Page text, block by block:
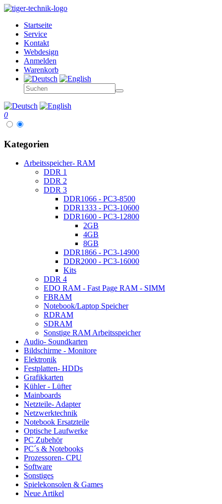
Startseite
Service
Kontakt
Webdesign
Anmelden
Warenkorb
0
Kategorien
Arbeitsspeicher- RAM
DDR 1
DDR 2
DDR 3
DDR1066 - PC3-8500
DDR1333 - PC3-10600
DDR1600 - PC3-12800
2GB
4GB
8GB
DDR1866 - PC3-14900
DDR2000 - PC3-16000
Kits
DDR 4
EDO RAM - Fast Page RAM - SIMM
FBRAM
Notebook/Laptop Speicher
RDRAM
SDRAM
Sonstige RAM Arbeitsspeicher
Audio- Soundkarten
Bildschirme - Monitore
Elektronik
Festplatten- HDDs
Grafikkarten
Kühler - Lüfter
Mainboards
Netzteile- Adapter
Netzwerktechnik
Notebook Ersatzteile
Optische Laufwerke
PC Zubehör
PC´s & Notebooks
Prozessoren- CPU
Software
Sonstiges
Spielekonsolen & Games
Neue Artikel